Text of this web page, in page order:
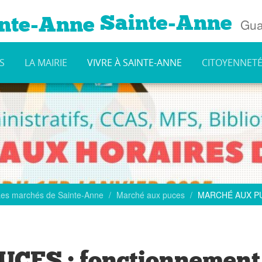
Sainte-Anne
LA MAIRIE VIVRE À SAINTE-ANNE CITOYENNETÉ
marchés de Sainte-Anne Marché aux puces MARCHÉ AUX